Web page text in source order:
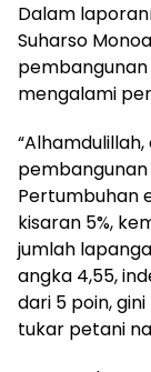
Dalam
Suharso
pembangunan
mengalami
Pertumbuhan
kisaran 5%,
jumlah
angka 4,55,
dari 5 poin,
tukar petani